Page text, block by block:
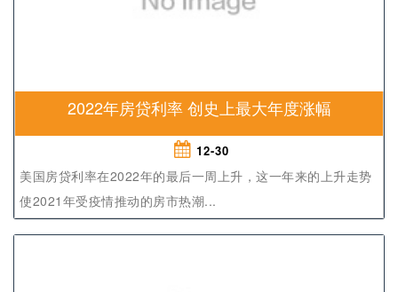
2022年房贷利率 创史上最大年度涨幅
12-30
美国房贷利率在2022年的最后一周上升，这一年来的上升走势
使2021年受疫情推动的房市热潮...